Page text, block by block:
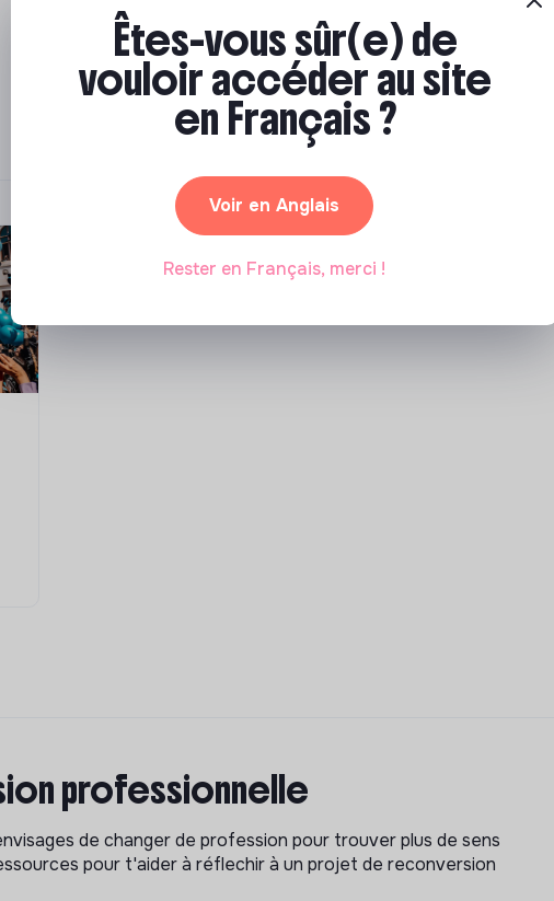
Comment se former à la
transition écologique ?
Marianne Roussel•09 janvier 2024
professionnelle
de changer de profession pour trouver plus de sens
pour t'aider à réflechir à un projet de reconversion
Êtes-vous sûr(e) de
vouloir accéder au site
en Français ?
Voir en Anglais
Rester en Français, merci !